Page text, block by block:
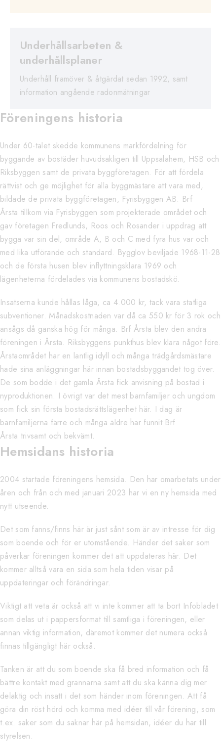
Underhållsarbeten &
underhållsplaner
Underhåll framöver & åtgärdat sedan 1992, samt
information angående radonmätningar
Föreningens historia
Under 60-talet skedde kommunens markfördelning för
byggande av bostäder huvudsakligen till Uppsalahem, HSB och
Riksbyggen samt de privata byggföretagen. För att fördela
rättvist och ge möjlighet för alla byggmästare att vara med,
bildade de privata byggföretagen, Fyrisbyggen AB. Brf
Årsta tillkom via Fyrisbyggen som projekterade området och
gav företagen Fredlunds, Roos och Rosander i uppdrag att
bygga var sin del, område A, B och C med fyra hus var och
med lika utförande och standard. Bygglov beviljade 1968-11-28
och de första husen blev inflyttningsklara 1969 och
lägenheterna fördelades via kommunens bostadskö.
Insatserna kunde hållas låga, ca 4.000 kr, tack vara statliga
subventioner. Månadskostnaden var då ca 550 kr för 3 rok och
ansågs då ganska hög för många. Brf Årsta blev den andra
föreningen i Årsta. Riksbyggens punkthus blev klara något före.
Årstaområdet har en lantlig idyll och många trädgårdsmästare
hade sina anläggningar här innan bostadsbyggandet tog över.
De som bodde i det gamla Årsta fick anvisning på bostad i
nyproduktionen. I övrigt var det mest barnfamiljer och ungdom
som fick sin första bostadsrättslägenhet här. I dag är
barnfamiljerna färre och många äldre har funnit Brf
Årsta trivsamt och bekvämt.
Hemsidans historia
2004 startade föreningens hemsida. Den har omarbetats under
åren och från och med januari 2023 har vi en ny hemsida med
nytt utseende.
Det som fanns/finns här är just sånt som är av intresse för dig
som boende och för er utomstående. Händer det saker som
påverkar föreningen kommer det att uppdateras här. Det
kommer alltså vara en sida som hela tiden visar på
uppdateringar och förändringar.
Viktigt att veta är också att vi inte kommer att ta bort Infobladet
som delas ut i pappersformat till samtliga i föreningen, eller
annan viktig information, däremot kommer det numera också
finnas tillgängligt här också.
Tanken är att du som boende ska få bred information och få
bättre kontakt med grannarna samt att du ska känna dig mer
delaktig och insatt i det som händer inom föreningen. Att få
göra din röst hörd och komma med idéer till vår förening, som
t.ex. saker som du saknar här på hemsidan, idéer du har till
styrelsen.